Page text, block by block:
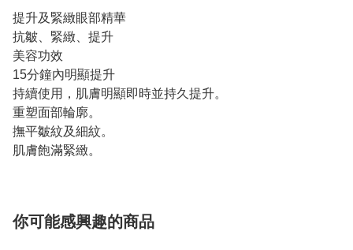
提升及緊緻眼部精華
抗皺、緊緻、提升
美容功效
15分鐘內明顯提升
持續使用，肌膚明顯即時並持久提升。
重塑面部輪廓。
撫平皺紋及細紋。
肌膚飽滿緊緻。
你可能感興趣的商品